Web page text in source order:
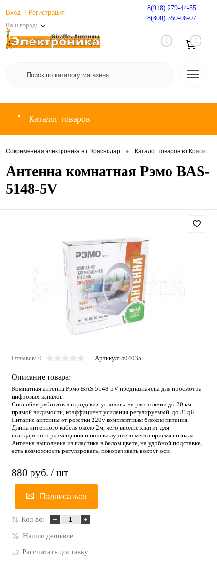
Вход Регистрация
Ваш город:
8(918) 279-44-55
8(800) 350-08-07
0 0
Каталог товаров
Современная электроника в г. Краснодар • Каталог товаров в
Антенна комнатная Рэмо BAS-
5148-5V
Отзывов: 0 Артикул: 504035
Описание товара:
Комнатная антенна Рэмо BAS-5148-5V предназначена для просмотра
цифровых каналов.
Способна работать в городских условиях на расстоянии до 20 км
прямой видимости, коэффициент усиления регулируемый, до 33дБ
Питание антенны от розетки 220v комплектным блоком питания.
Длина антенного кабеля около 2м, чего вполне хватит для
стандартного размещения и поиска лучшего места приема сигнала.
Антенна выполнена из пластика в белом цвете, на удобной подставке,
есть возможность регулировать, поворачивать вокруг оси.
880 руб. / шт
Подписаться
Кол-во:
Нашли дешевле
Рассчитать доставку